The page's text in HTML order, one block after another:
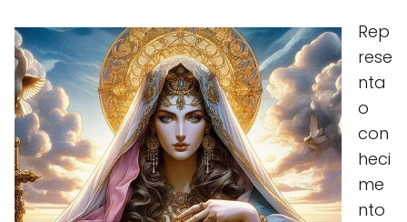
Rep
rese
nta
o
con
heci
me
nto